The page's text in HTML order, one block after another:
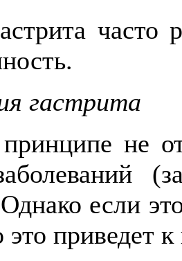
часто
гастрита
не
если
это приведет